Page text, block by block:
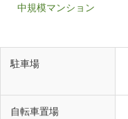
中規模マンション
駐車場
自転車置場